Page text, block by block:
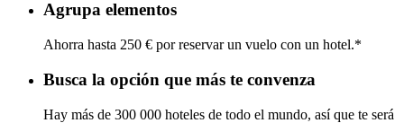
Agrupa elementos
Ahorra hasta 250 € por reservar un vuelo con un hotel.*
Busca la opción que más te convenza
Hay más de 300 000 hoteles de todo el mundo, así que te será